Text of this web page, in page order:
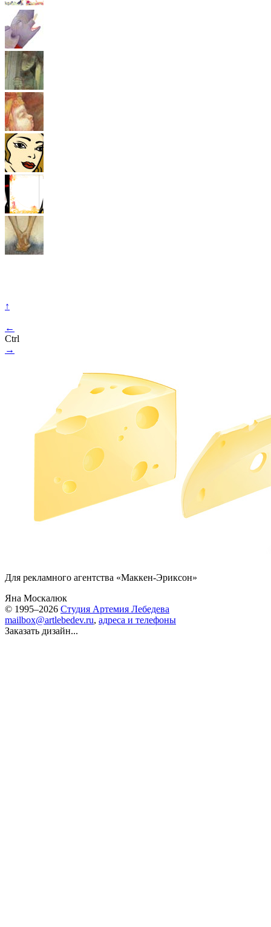
↑
←
Ctrl
→
Для рекламного агентства «Маккен-Эриксон»
Яна Москалюк
© 1995–2026 Студия Артемия Лебедева
mailbox@artlebedev.ru, адреса и телефоны
Заказать дизайн...